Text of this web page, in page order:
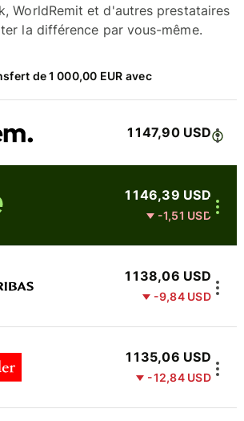
WorldRemit et d'autres prestataires
la différence par vous-même.
de 1 000,00 EUR avec
1 147,90 USD
1 146,39 USD
-1,51 USD
1 138,06 USD
-9,84 USD
1 135,06 USD
-12,84 USD